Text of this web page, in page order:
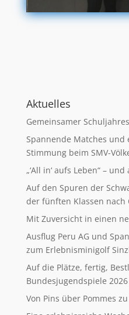
Aktuelles
Gemeinsamer
Spannende Matches und
Stimmung beim SMV-
„‘All in‘ aufs Leben“ –
Auf den Spuren der
der fünften Klassen nach
Mit Zuversicht in einen
Ausflug Peru AG und
zum Erlebnisminigolf
Auf die Plätze, fertig,
Bundesjugendspiele 2026
Von Pins über Pommes